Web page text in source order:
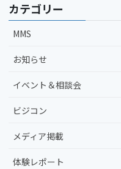
カテゴリー
MMS
お知らせ
イベント＆相談会
ビジコン
メディア掲載
体験レポート